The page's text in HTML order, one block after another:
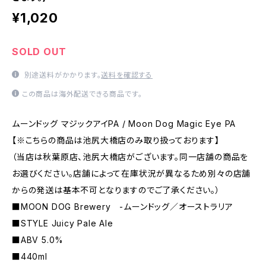
¥1,020
SOLD OUT
別途送料がかかります。送料を確認する
この商品は海外配送できる商品です。
ムーンドッグ マジックアイPA / Moon Dog Magic Eye PA
【※こちらの商品は池尻大橋店のみ取り扱っております】
（当店は秋葉原店、池尻大橋店がございます。同一店舗の商品を
お選びください。店舗によって在庫状況が異なるため別々の店舗
からの発送は基本不可となりますのでご了承ください。）
■MOON DOG Brewery -ムーンドッグ／オーストラリア
■STYLE Juicy Pale Ale
■ABV 5.0%
■440ml